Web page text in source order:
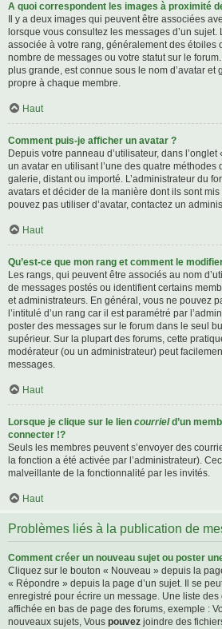
A quoi correspondent les images à proximité
Il y a deux images qui peuvent être associées
lorsque vous consultez les messages d’un sujet.
associée à votre rang, généralement des étoiles
nombre de messages ou votre statut sur le
plus grande, est connue sous le nom d’avatar et
propre à chaque membre.
Haut
Comment puis-je afficher un avatar ?
Depuis votre panneau d’utilisateur, dans
un avatar en utilisant l’une des quatre méthodes
galerie, distant ou importé. L’administrateur du
avatars et décider de la manière dont ils sont
pouvez pas utiliser d’avatar, contactez un
Haut
Qu’est-ce que mon rang et comment le
Les rangs, qui peuvent être associés au nom
de messages postés ou identifient certains
et administrateurs. En général, vous ne pouvez
l’intitulé d’un rang car il est paramétré par
poster des messages sur le forum dans le seul
supérieur. Sur la plupart des forums, cette
modérateur (ou un administrateur) peut
messages.
Haut
Lorsque je clique sur le lien courrield’un
connecter !?
Seuls les membres peuvent s’envoyer des
la fonction a été activée par l’administrateur).
malveillante de la fonctionnalité par les invités.
Haut
Problèmes liés à la publication de
Comment créer un nouveau sujet ou poster
Cliquez sur le bouton « Nouveau » depuis la
« Répondre » depuis la page d’un sujet. Il se
enregistré pour écrire un message. Une liste
affichée en bas de page des forums, exemple :
nouveaux sujets, Vous pouvez joindre des